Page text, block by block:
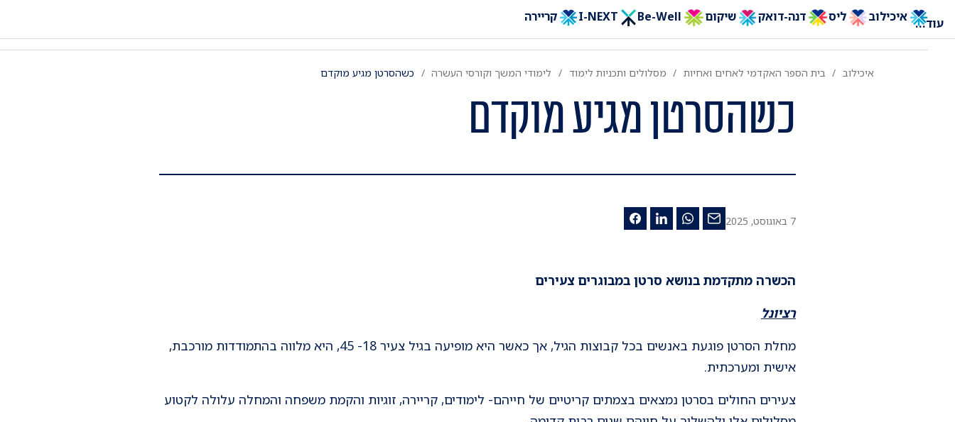
איכילוב ליס דנה-דואק שיקום Be-Well קריירה עוד...
איכילוב בית הספר האקדמי לאחים ואחיות מסלולים ותכניות לימוד לימודי המשך וקורסי העשרה כשהסרטן מגיע מוקדם
כשהסרטן מגיע מוקדם
7 באוגוסט, 2025
הכשרה מתקדמת בנושא סרטן במבוגרים צעירים
רציונל
מחלת הסרטן פוגעת באנשים בכל קבוצות הגיל, אך כאשר היא מופיעה בגיל צעיר 18- 45, היא מלווה בהתמודדות מורכבת,
אישית ומערכתית.
צעירים החולים בסרטן נמצאים בצמתים קריטיים של חייהם- לימודים, קריירה, זוגיות והקמת משפחה והמחלה עלולה לקטוע